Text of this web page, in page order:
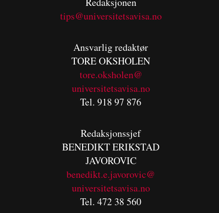
tips@universitetsavisa.no
Ansvarlig redaktør
TORE OKSHOLEN
tore.oksholen@
universitetsavisa.no
Tel. 918 97 876
Redaksjonssjef
BENEDIKTERIKSTAD
JAVOROVIC
benedikt.e.javorovic@
universitetsavisa.no
Tel. 472 38 560